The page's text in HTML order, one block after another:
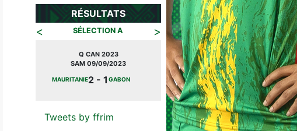
RÉSULTATS
< SÉLECTION A >
JOURNÉE FIFA
MAR 27/09/2022
MAURITANIE 2 - CONGO